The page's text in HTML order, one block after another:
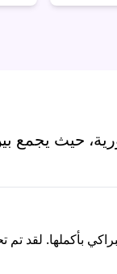
حيث يجمع
بأكملها. لقد